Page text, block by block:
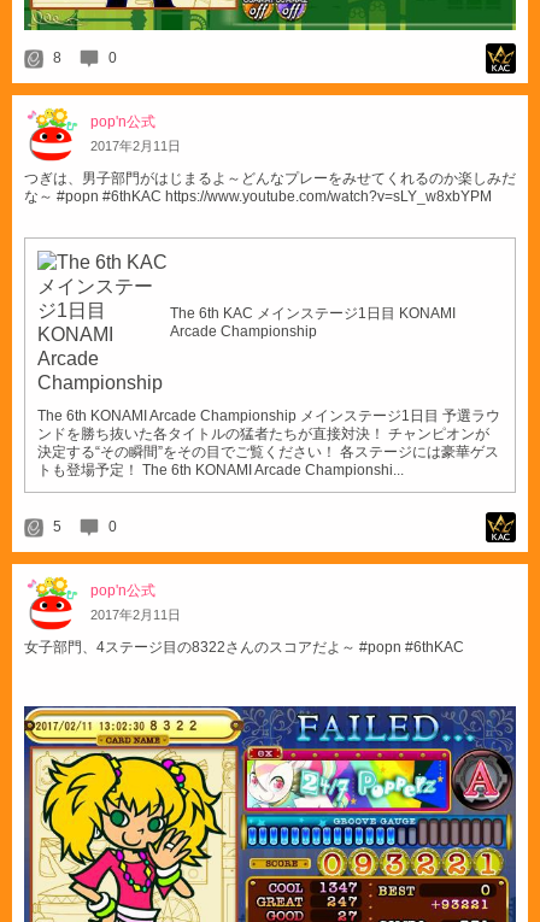
8 0
pop'n公式
2017年2月 11 日
つぎは、男子部門がはじまるよ～どんなプレーをみせてくれるのか楽しみだ
な～ #popn #6thKAC https://www.youtube.com/watch?v=sLY_w8xbYPM
The 6th KAC メインステージ1日目 KONAMI
Arcade Championship
The 6th KONAMI Arcade Championship メインステージ1日目 予選ラウ
ンドを勝ち抜いた各タイトルの猛者たちが直接対決！ チャンピオンが
決定する“その瞬間”をその目でご覧ください！ 各ステージには豪華ゲス
トも登場予定！ The 6th KONAMI Arcade Championshi...
5 0
pop'n公式
2017年2月 11 日
女子部門、4ステージ目の8322さんのスコアだよ～ #popn #6thKAC